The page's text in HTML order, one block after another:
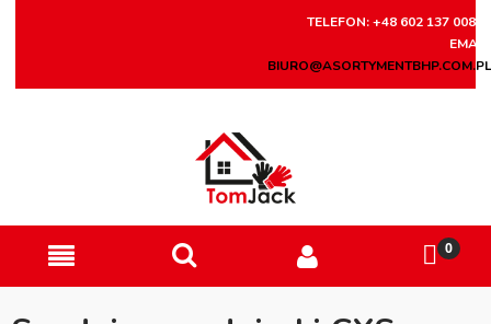
TELEFON: +48 602 137 008
EMAIL:
BIURO@ASORTYMENTBHP.COM.PL